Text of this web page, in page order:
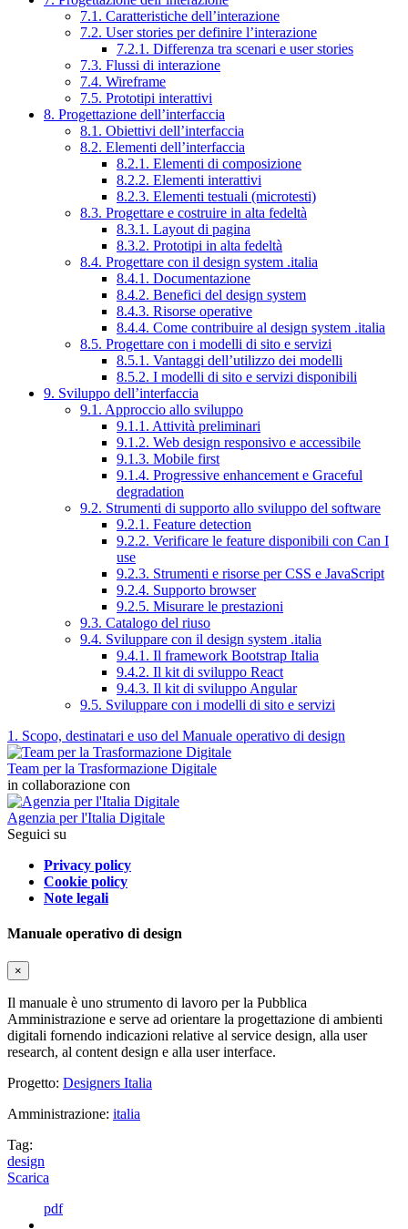
7.1. Caratteristiche dell’interazione
7.2. User stories per definire l’interazione
7.2.1. Differenza tra scenari e user stories
7.3. Flussi di interazione
7.4. Wireframe
7.5. Prototipi interattivi
8. Progettazione dell’interfaccia
8.1. Obiettivi dell’interfaccia
8.2. Elementi dell’interfaccia
8.2.1. Elementi di composizione
8.2.2. Elementi interattivi
8.2.3. Elementi testuali (microtesti)
8.3. Progettare e costruire in alta fedeltà
8.3.1. Layout di pagina
8.3.2. Prototipi in alta fedeltà
8.4. Progettare con il design system .italia
8.4.1. Documentazione
8.4.2. Benefici del design system
8.4.3. Risorse operative
8.4.4. Come contribuire al design system .italia
8.5. Progettare con i modelli di sito e servizi
8.5.1. Vantaggi dell’utilizzo dei modelli
8.5.2. I modelli di sito e servizi disponibili
9. Sviluppo dell’interfaccia
9.1. Approccio allo sviluppo
9.1.1. Attività preliminari
9.1.2. Web design responsivo e accessibile
9.1.3. Mobile first
9.1.4. Progressive enhancement e Graceful
degradation
9.2. Strumenti di supporto allo sviluppo del software
9.2.1. Feature detection
9.2.2. Verificare le feature disponibili con Can I
use
9.2.3. Strumenti e risorse per CSS e JavaScript
9.2.4. Supporto browser
9.2.5. Misurare le prestazioni
9.3. Catalogo del riuso
9.4. Sviluppare con il design system .italia
9.4.1. Il framework Bootstrap Italia
9.4.2. Il kit di sviluppo React
9.4.3. Il kit di sviluppo Angular
9.5. Sviluppare con i modelli di sito e servizi
1. Scopo, destinatari e uso del Manuale operativo di design
Team per la Trasformazione Digitale
in collaborazione con
Agenzia per l'Italia Digitale
Seguici su
Privacy policy
Cookie policy
Note legali
Manuale operativo di design
×
Il manuale è uno strumento di lavoro per la Pubblica
Amministrazione e serve ad orientare la progettazione di ambienti
digitali fornendo indicazioni relative al service design, alla user
research, al content design e alla user interface.
Progetto: Designers Italia
Amministrazione: italia
Tag:
design
Scarica
pdf